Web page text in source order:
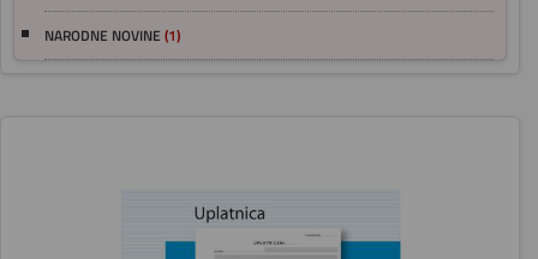
NARODNE NOVINE (1)